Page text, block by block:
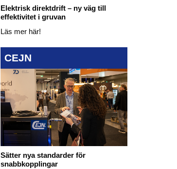
Elektrisk direktdrift – ny väg till
effektivitet i gruvan
Läs mer här!
CEJN
Sätter nya standarder för
snabbkopplingar